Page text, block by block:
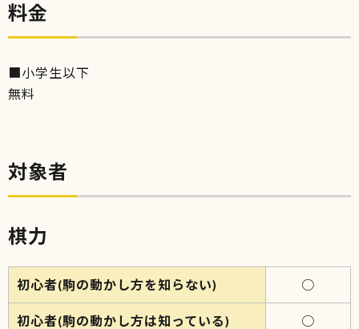
料金
■小学生以下
無料
対象者
棋力
初心者(駒の動かし方を知らない) ○
初心者(駒の動かし方は知っている) ○